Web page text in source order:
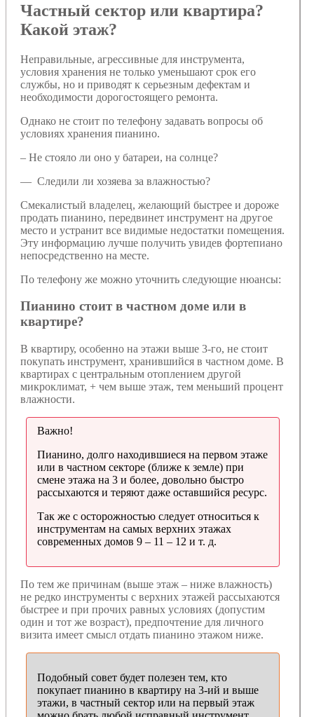
Частный сектор или квартира?
Какой этаж?
Неправильные, агрессивные для инструмента,
условия хранения не только уменьшают срок его
службы, но и приводят к серьезным дефектам и
необходимости дорогостоящего ремонта.
Однако не стоит по телефону задавать вопросы об
условиях хранения пианино.
– Не стояло ли оно у батареи, на солнце?
— Следили ли хозяева за влажностью?
Смекалистый владелец, желающий быстрее и дороже
продать пианино, передвинет инструмент на другое
место и устранит все видимые недостатки помещения.
Эту информацию лучше получить увидев фортепиано
непосредственно на месте.
По телефону же можно уточнить следующие нюансы:
Пианино стоит в частном доме или в
квартире?
В квартиру, особенно на этажи выше 3-го, не стоит
покупать инструмент, хранившийся в частном доме. В
квартирах с центральным отоплением другой
микроклимат, + чем выше этаж, тем меньший процент
влажности.
Важно!
Пианино, долго находившиеся на первом этаже
или в частном секторе (ближе к земле) при
смене этажа на 3 и более, довольно быстро
рассыхаются и теряют даже оставшийся ресурс.
Так же с осторожностью следует относиться к
инструментам на самых верхних этажах
современных домов 9 – 11 – 12 и т. д.
По тем же причинам (выше этаж – ниже влажность)
не редко инструменты с верхних этажей рассыхаются
быстрее и при прочих равных условиях (допустим
один и тот же возраст), предпочтение для личного
визита имеет смысл отдать пианино этажом ниже.
Подобный совет будет полезен тем, кто
покупает пианино в квартиру на 3-ий и выше
этажи, в частный сектор или на первый этаж